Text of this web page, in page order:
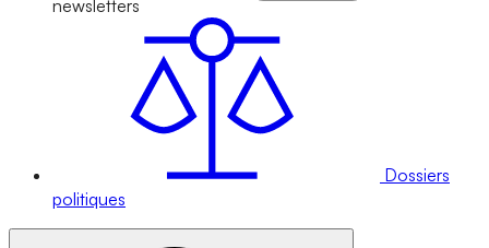
newsletters
Dossiers
politiques